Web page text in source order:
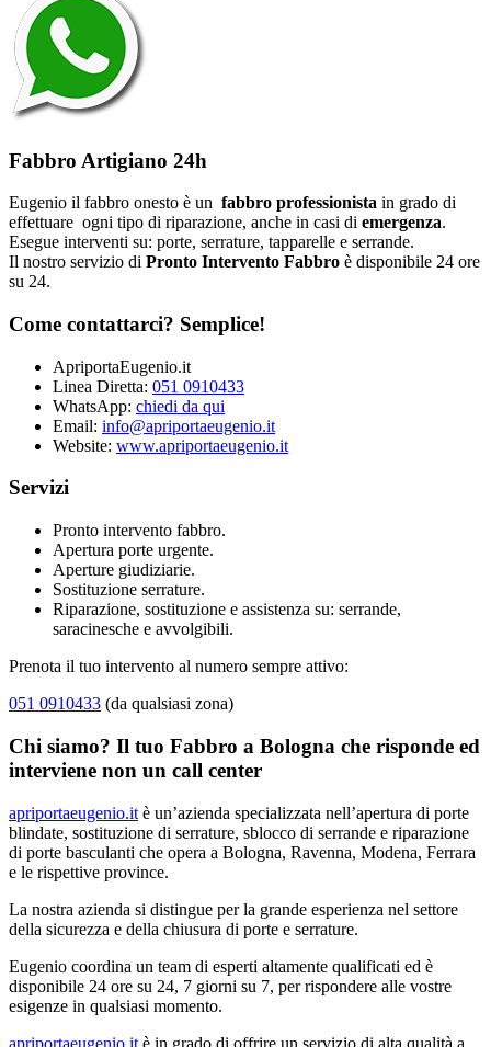
Fabbro Artigiano 24h
Eugenio il fabbro onesto è un fabbro professionista in grado di
effettuare ogni tipo di riparazione, anche in casi di emergenza.
Esegue interventi su: porte, serrature, tapparelle e serrande.
Il nostro servizio di Pronto Intervento Fabbro è disponibile 24 ore
su 24.
Come contattarci? Semplice!
ApriportaEugenio.it
Linea Diretta: 051 0910433
WhatsApp: chiedi da qui
Email: info@apriportaeugenio.it
Website: www.apriportaeugenio.it
Servizi
Pronto intervento fabbro.
Apertura porte urgente.
Aperture giudiziarie.
Sostituzione serrature.
Riparazione, sostituzione e assistenza su: serrande,
saracinesche e avvolgibili.
Prenota il tuo intervento al numero sempre attivo:
051 0910433 (da qualsiasi zona)
Chi siamo? Il tuo Fabbro a Bologna che risponde ed
interviene non un call center
apriportaeugenio.it è un’azienda specializzata nell’apertura di porte
blindate, sostituzione di serrature, sblocco di serrande e riparazione
di porte basculanti che opera a Bologna, Ravenna, Modena, Ferrara
e le rispettive province.
La nostra azienda si distingue per la grande esperienza nel settore
della sicurezza e della chiusura di porte e serrature.
Eugenio coordina un team di esperti altamente qualificati ed è
disponibile 24 ore su 24, 7 giorni su 7, per rispondere alle vostre
esigenze in qualsiasi momento.
apriportaeugenio.it è in grado di offrire un servizio di alta qualità a